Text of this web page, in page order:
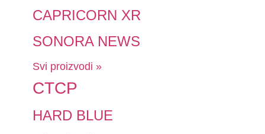
CAPRICORN XR
SONORA NEWS
Svi proizvodi »
CTCP
HARD BLUE